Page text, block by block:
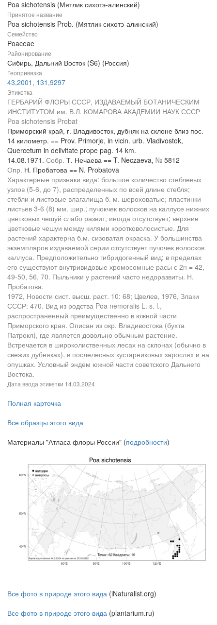
Poa sichotensis (Мятлик сихотэ-алинский)
Принятое название
Poa sichotensis Prob. (Мятлик сихотэ-алинский)
Семейство
Poaceae
Районирование
Сибирь, Дальний Восток (S6) (Россия)
Геопривязка
43,2001, 131,9297
Этикетка
ГЕРБАРИЙ ФЛОРЫ СССР, ИЗДАВАЕМЫЙ БОТАНИЧЕСКИМ
ИНСТИТУТОМ им. В.Л. КОМАРОВА АКАДЕМИИ НАУК СССР
Poa sichotensis Probat
Приморский край, г. Владивосток, дубняк на склоне близ пос.
14 километр. == Prov. Primorje, in vicin. urb. Vladivostok,
Quercetum in delivitate prope pag. 14 km.
14.08.1971. Собр. Т. Нечаева == T. Neczaeva, № 5812
Опр. Н. Пробатова == N. Probatova
Характерные признаки вида: большое количество стеблевых
узлов (5-6, до 7), распределенных по всей длине стебля;
стебли и листовые влагалища б. м. шероховатые; пластинки
листьев 3-6 (8) мм. шир.; пучокчек волосков на каллусе нижних
цветковых чешуй слабо развит, иногда отсутствует; верхние
цветковые чешуи между килями коротковолосистые. Для
растений характерна б.м. сизоватая окраска. У большинства
экземпляров издаваемой серии отсутствует пучочек волосков
каллуса. Предположительно гибридогенный вид; в пределах
его существуют внутривидовые хромосомные расы с 2n = 42,
49-50, 56, 70. Пыльники у растений часто недоразвиты. Н.
Пробатова.
1972, Новости сист. высш. раст. 10: 68; Цвелев, 1976, Злаки
СССР: 470. Вид из родства Poa nemoralis L. s. l.,
распространенный преимущественно в южной части
Приморского края. Описан из окр. Владивостока (бухта
Патрокл), где является довольно обычным растение.
Встречается в широколиственных лесах на склонах (обычно в
свежих дубняках), в послелесных кустарниковых зарослях и на
опушках. Условный эндем южной части советского Дальнего
Востока.
Дата ввода этикетки 14.03.2024
Полная карточка
Все образцы этого вида
Материалы "Атласа флоры России" (подробности)
Все фото в природе этого вида (iNaturalist.org)
Все фото в природе этого вида (plantarium.ru)